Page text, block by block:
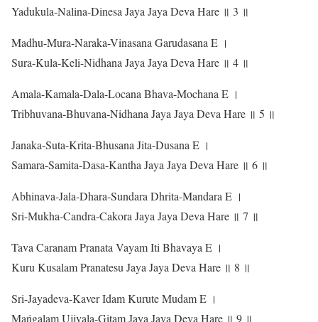
Yadukula-Nalina-Dinesa Jaya Jaya Deva Hare ॥ 3 ॥
Madhu-Mura-Naraka-Vinasana Garudasana E ।
Sura-Kula-Keli-Nidhana Jaya Jaya Deva Hare ॥ 4 ॥
Amala-Kamala-Dala-Locana Bhava-Mochana E ।
Tribhuvana-Bhuvana-Nidhana Jaya Jaya Deva Hare ॥ 5 ॥
Janaka-Suta-Krita-Bhusana Jita-Dusana E ।
Samara-Samita-Dasa-Kantha Jaya Jaya Deva Hare ॥ 6 ॥
Abhinava-Jala-Dhara-Sundara Dhrita-Mandara E ।
Sri-Mukha-Candra-Cakora Jaya Jaya Deva Hare ॥ 7 ॥
Tava Caranam Pranata Vayam Iti Bhavaya E ।
Kuru Kusalam Pranatesu Jaya Jaya Deva Hare ॥ 8 ॥
Sri-Jayadeva-Kaver Idam Kurute Mudam E ।
Mańgalam Ujjvala-Gitam Jaya Jaya Deva Hare ॥ 9 ॥